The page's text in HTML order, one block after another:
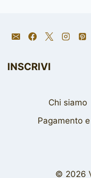
INSCRIVI
Chi siamo
Pagamento
© 2026